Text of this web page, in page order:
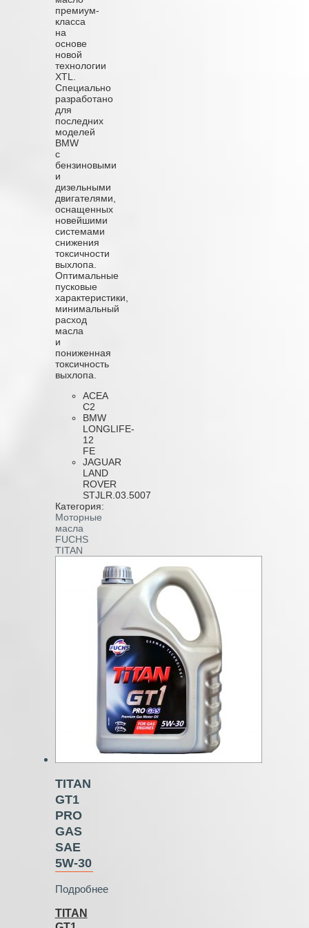
премиум-
класса
на
основе
новой
технологии
XTL.
Специально
разработано
для
последних
моделей
BMW
с
бензиновыми
и
дизельными
двигателями,
оснащенных
новейшими
системами
снижения
токсичности
выхлопа.
Оптимальные
пусковые
характеристики,
минимальный
расход
масла
и
пониженная
токсичность
выхлопа.
ACEA
C2
BMW
LONGLIFE-
12
FE
JAGUAR
LAND
ROVER
STJLR.03.5007
Категория:
Моторные
масла
FUCHS
TITAN
TITAN
GT1
PRO
GAS
SAE
5W‑30
Подробнее
TITAN